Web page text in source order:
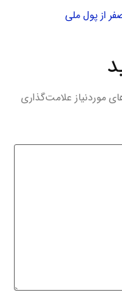
از پول ملی
موردنیاز علامت‌گذاری